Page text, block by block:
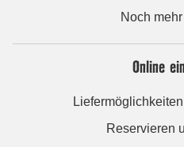
Noch
Online
Reservieren